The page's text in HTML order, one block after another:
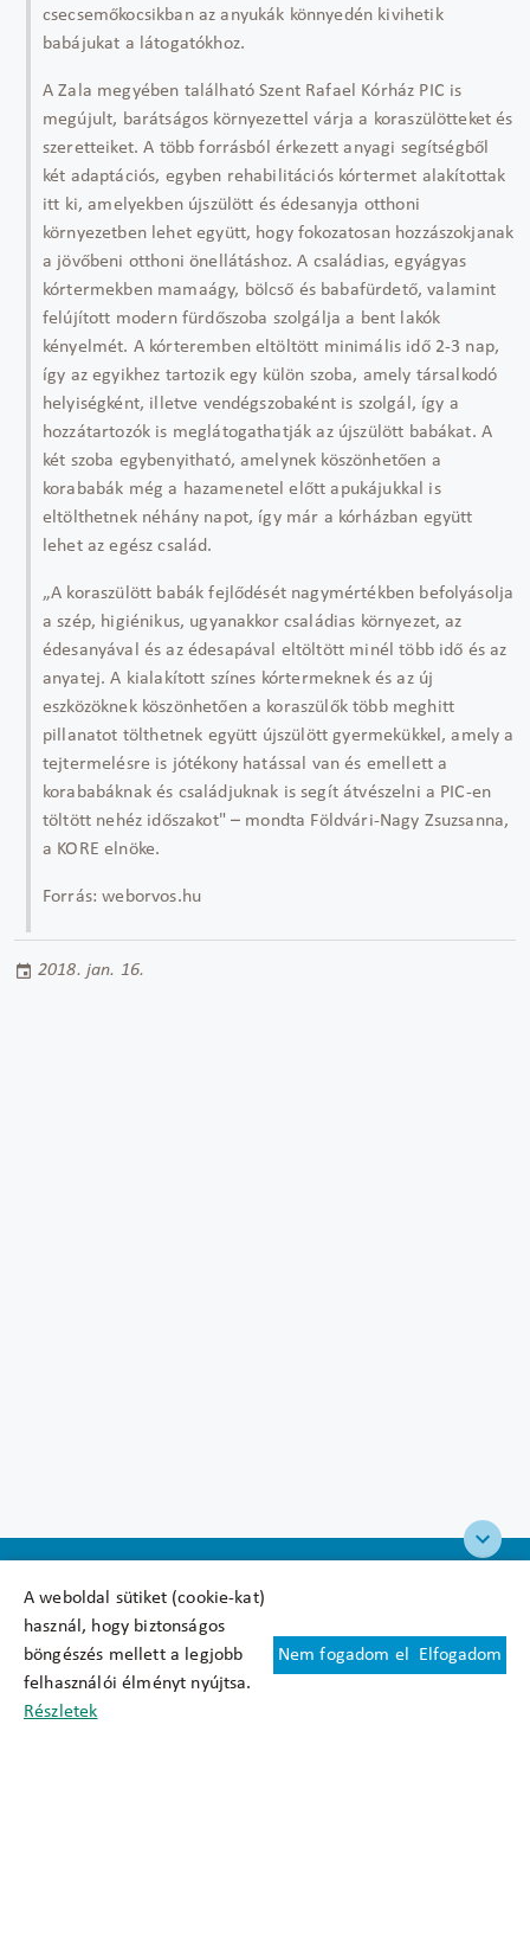
A weboldal sütiket (cookie-kat)
használ, hogy biztonságos
böngészés mellett a legjobb
felhasználói élményt nyújtsa.
Részletek
Nem fogadom el Elfogadom
csecsemőkocsikban az anyukák könnyedén kivihetik
babájukat a látogatókhoz.
A Zala megyében található Szent Rafael Kórház PIC is
megújult, barátságos környezettel várja a koraszülötteket és
szeretteiket. A több forrásból érkezett anyagi segítségből
két adaptációs, egyben rehabilitációs kórtermet alakítottak
itt ki, amelyekben újszülött és édesanyja otthoni
környezetben lehet együtt, hogy fokozatosan hozzászokjanak
a jövőbeni otthoni önellátáshoz. A családias, egyágyas
kórtermekben mamaágy, bölcső és babafürdető, valamint
felújított modern fürdőszoba szolgálja a bent lakók
kényelmét. A kórteremben eltöltött minimális idő 2-3 nap,
így az egyikhez tartozik egy külön szoba, amely társalkodó
helyiségként, illetve vendégszobaként is szolgál, így a
hozzátartozók is meglátogathatják az újszülött babákat. A
két szoba egybenyitható, amelynek köszönhetően a
korababák még a hazamenetel előtt apukájukkal is
eltölthetnek néhány napot, így már a kórházban együtt
lehet az egész család.
„A koraszülött babák fejlődését nagymértékben befolyásolja
a szép, higiénikus, ugyanakkor családias környezet, az
édesanyával és az édesapával eltöltött minél több idő és az
anyatej. A kialakított színes kórtermeknek és az új
eszközöknek köszönhetően a koraszülők több meghitt
pillanatot tölthetnek együtt újszülött gyermekükkel, amely a
tejtermelésre is jótékony hatással van és emellett a
korababáknak és családjuknak is segít átvészelni a PIC-en
töltött nehéz időszakot" – mondta Földvári-Nagy Zsuzsanna,
a KORE elnöke.
Forrás: weborvos.hu
2018. jan. 16.
Felhasználási feltételek